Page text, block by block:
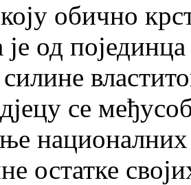
обично
је од
се
остатке